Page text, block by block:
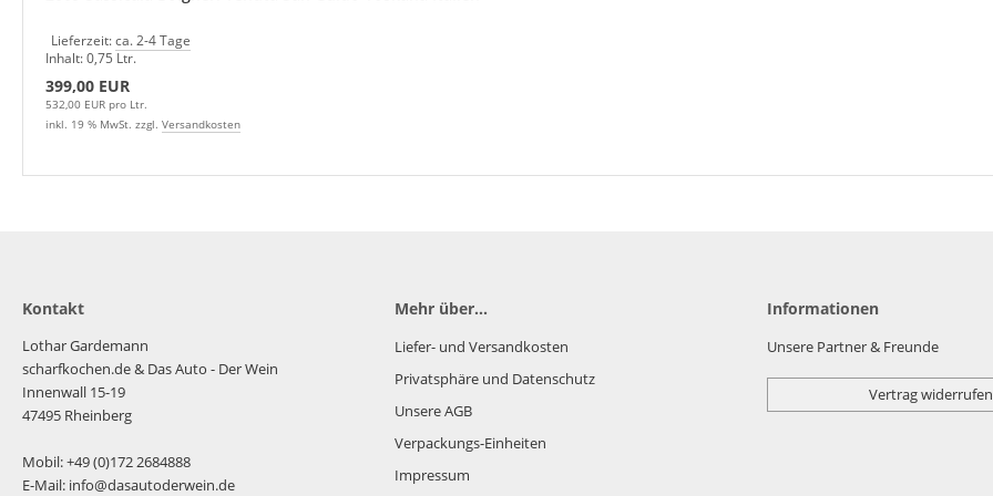
Lieferzeit:ca. 2-4 Tage
Inhalt: 0,75 Ltr.
399,00 EUR
532,00 EUR pro Ltr.
inkl. 19 % MwSt. zzgl. Versandkosten
Kontakt
Lothar Gardemann
scharfkochen.de& Das Auto - Der Wein
Innenwall 15-19
47495 Rheinberg
Mobil: +49 (0)172 2684888
E-Mail: info@dasautoderwein.de
Mehr über...
Liefer- und Versandkosten
Privatsphäre und Datenschutz
Unsere AGB
Verpackungs-Einheiten
Impressum
Informationen
Unsere Partner & Freunde
Vertrag widerrufen